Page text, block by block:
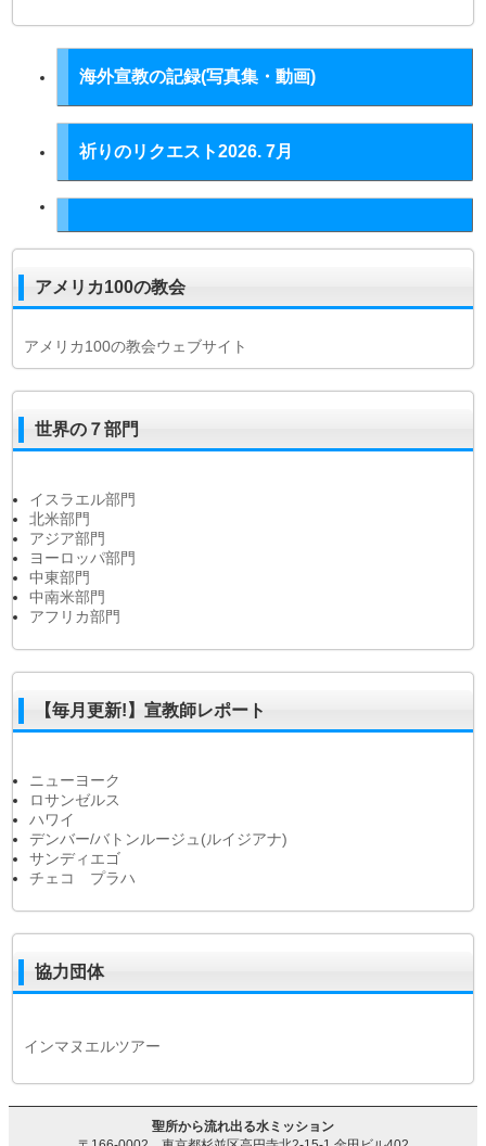
海外宣教の記録(写真集・動画)
祈りのリクエスト2026. 7月
アメリカ100の教会
アメリカ100の教会ウェブサイト
世界の７部門
イスラエル部門
北米部門
アジア部門
ヨーロッパ部門
中東部門
中南米部門
アフリカ部門
【毎月更新!】宣教師レポート
ニューヨーク
ロサンゼルス
ハワイ
デンバー/バトンルージュ(ルイジアナ)
サンディエゴ
チェコ プラハ
協力団体
インマヌエルツアー
聖所から流れ出る水ミッション